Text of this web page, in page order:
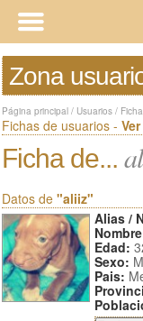
Zona
Página principal / Usuarios /
Fichas de usuarios -
Ficha de...
Datos de "aliiz"
Alias /
Edad:
Sexo:
Pais: